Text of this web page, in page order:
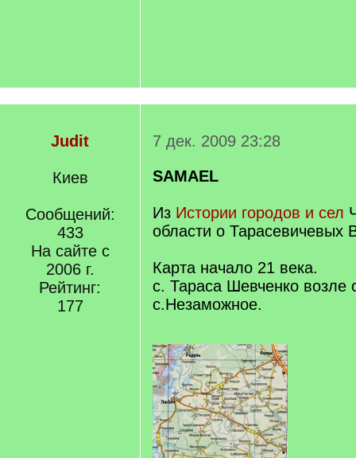
Judit
Киев
Сообщений:
433
На сайте с
2006 г.
Рейтинг:
177
7 дек. 2009 23:28
SAMAEL
Из Истории городов и сел
области о Тарасевичевых
Карта начало 21 века.
с. Тараса Шевченко возле
с.Незаможное.